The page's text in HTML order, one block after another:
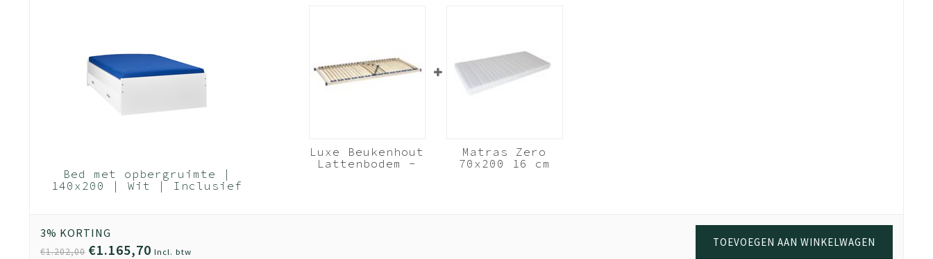
Bed met opbergruimte |
140x200 | Wit | Inclusief
Luxe Beukenhout
Lattenbodem -
Matras Zero
70x200 16 cm
3% KORTING
€1.202,00 €1.165,70 Incl. btw
TOEVOEGEN AAN WINKELWAGEN